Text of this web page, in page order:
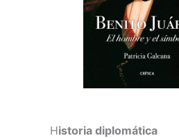
Historia diplomática